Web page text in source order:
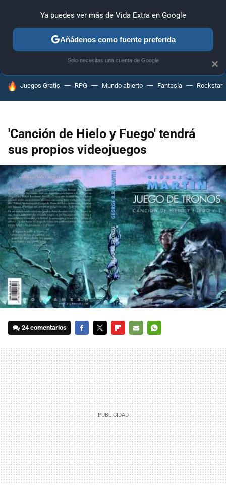
ANÁLISIS GUÍAS Y TRUCOS PC SONY NINTENDO
HOY SE HABLA DE
Juegos Gratis RPG Mundo abierto Fantasía Rockstar
'Canción de Hielo y Fuego' tendrá
sus propios videojuegos
24 comentarios
MAIL
×
Ya puedes ver más de Vida Extra en Google
Añádenos como fuente preferida
Solo necesitas una cuenta de Google